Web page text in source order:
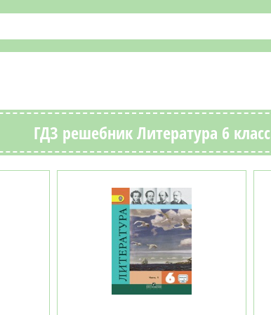
ГДЗ решебник Литература 6 класс